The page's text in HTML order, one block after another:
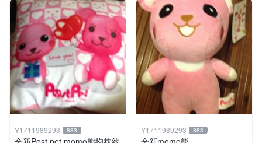
Y1711989293 883 Y1711989293 883